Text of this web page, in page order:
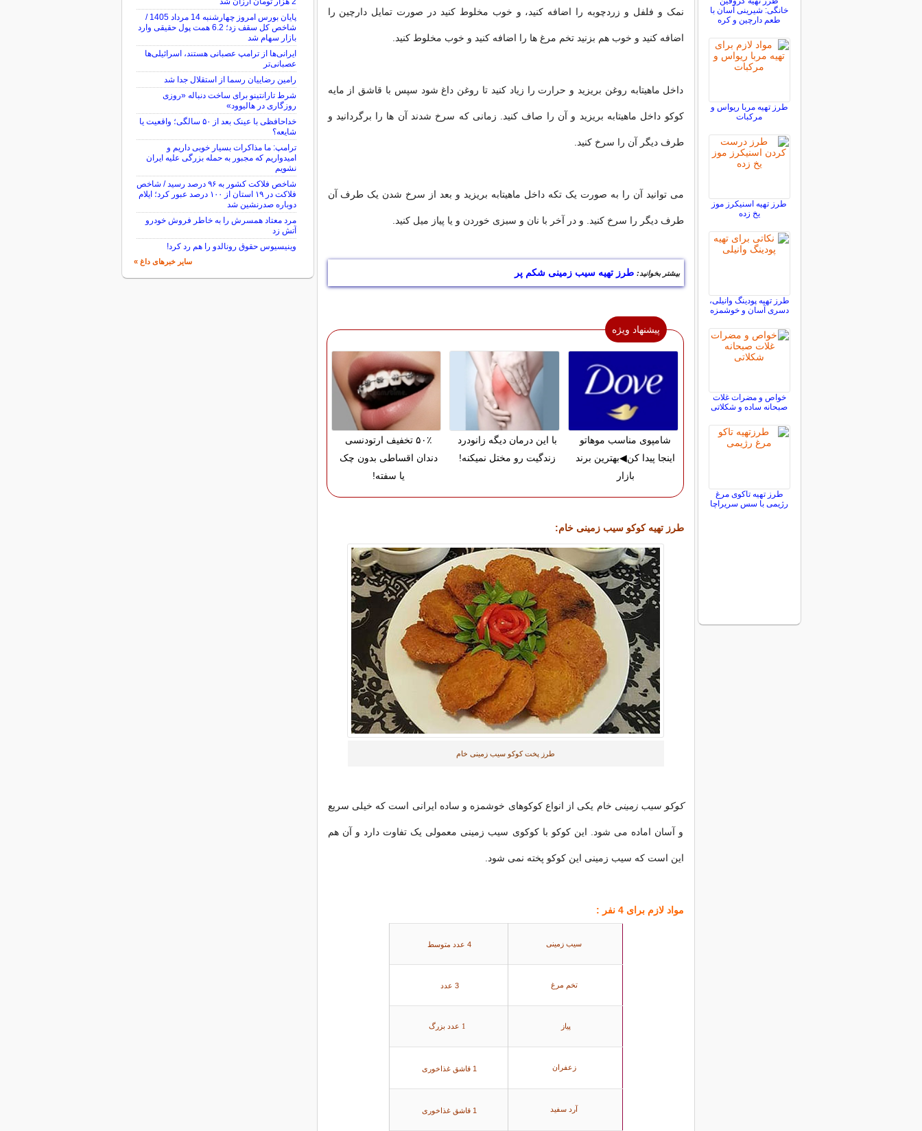
نمک و فلفل و زردچوبه را اضافه کنید، و خوب مخلوط کنید در صورت تمایل دارچین را
اضافه کنید و خوب هم بزنید تخم مرغ ها را اضافه کنید و خوب مخلوط کنید.
داخل ماهیتابه روغن بریزید و حرارت را زیاد کنید تا روغن داغ شود سپس با قاشق از مایه
کوکو داخل ماهیتابه بریزید و آن را صاف کنید. زمانی که سرخ شدند آن ها را برگردانید و
طرف دیگر آن را سرخ کنید.
می توانید آن را به صورت یک تکه داخل ماهیتابه بریزید و بعد از سرخ شدن یک طرف آن
طرف دیگر را سرخ کنید. و در آخر با نان و سبزی خوردن و یا پیاز میل کنید.
بیشتر بخوانید: طرز تهیه سیب زمینی شکم پر
پیشنهاد ویژه
شامپوی مناسب موهاتو
اینجا پیدا کن◀بهترین برند
بازار
با این درمان دیگه زانودرد
زندگیت رو مختل نمیکنه!
۵۰٪ تخفیف ارتودنسی
دندان اقساطی بدون چک
یا سفته!
طرز تهیه کوکو سیب زمینی خام:
طرز پخت کوکو سیب زمینی خام
کوکو سیب زمینی خام یکی از انواع کوکوهای خوشمزه و ساده ایرانی است که خیلی سریع
و آسان اماده می شود. این کوکو با کوکوی سیب زمینی معمولی یک تفاوت دارد و آن هم
این است که سیب زمینی این کوکو پخته نمی شود.
مواد لازم برای 4 نفر :
سیب زمینی 4 عدد متوسط
تخم مرغ 3 عدد
پیاز
زعفران 1 قاشق غذاخوری
آرد سفید 1 قاشق غذاخوری
خانگی: شیرینی آسان با
طعم دارچین و کره
طرز تهیه مربا ریواس و
مرکبات
طرز تهیه اسنیکرز موز
یخ زده
طرز تهیه پودینگ وانیلی،
دسری آسان و خوشمزه
خواص و مضرات غلات
صبحانه ساده و شکلاتی
طرز تهیه تاکوی مرغ
رژیمی با سس سریراچا
پایان بورس امروز چهارشنبه 14 مرداد 1405 /
شاخص کل سقف زد؛ 6.2 همت پول حقیقی وارد
بازار سهام شد
ایرانی‌ها از ترامپ عصبانی هستند، اسرائیلی‌ها
عصبانی‌تر
رامین رضاییان رسما از استقلال جدا شد
شرط تارانتینو برای ساخت دنباله «روزی
روزگاری در هالیوود»
خداحافظی با عینک بعد از ۵۰ سالگی؛ واقعیت یا
شایعه؟
ترامپ: ما مذاکرات بسیار خوبی داریم و
امیدواریم که مجبور به حمله بزرگی علیه ایران
نشویم
شاخص فلاکت کشور به ۹۶ درصد رسید / شاخص
فلاکت در ۱۹ استان از ۱۰۰ درصد عبور کرد؛ ایلام
دوباره صدرنشین شد
مرد معتاد همسرش را به خاطر فروش خودرو
آتش زد
وینیسیوس حقوق رونالدو را هم رد کرد!
سایر خبرهای داغ »